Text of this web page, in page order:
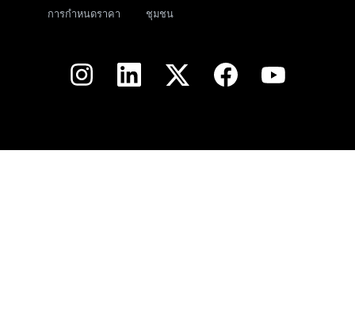
การกำหนดราคา ชุมชน